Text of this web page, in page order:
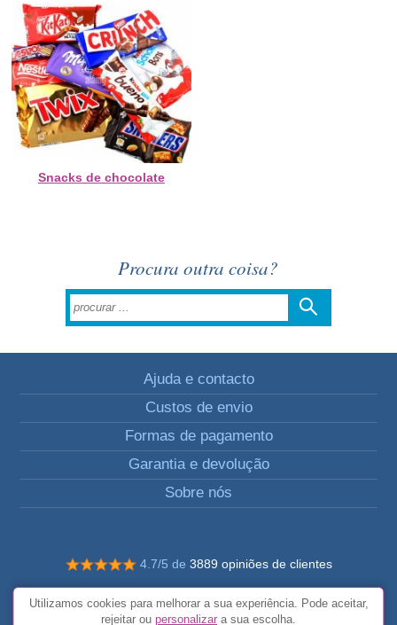
Snacks de chocolate
Procura outra coisa?
Ajuda e contacto
Custos de envio
Formas de pagamento
Garantia e devolução
Sobre nós
4.7/5 de 3889 opiniões de clientes
© Todos os direitos reservados FunToCome
Termos e condições gerais
Utilizamos cookies para melhorar a sua experiência. Pode aceitar,
rejeitar ou personalizar a sua escolha.